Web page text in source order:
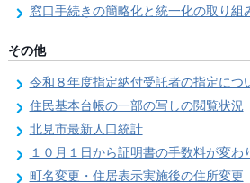
窓口手続きの簡略化と統一化の取り組みについて（ワ
その他
令和８年度指定納付受託者の指定につ
住民基本台帳の一部の写しの閲覧状況
北見市最新人口統計
１０月１日から証明書の手数料が変わ
町名変更・住居表示実施後の住所変更